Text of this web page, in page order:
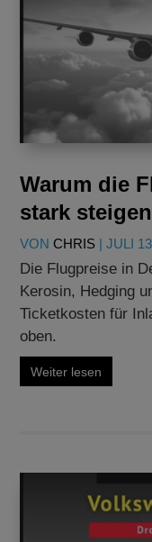
Warum die
stark steigen
VONCHRIS |JULI
Die Flugpreise in
Kerosin, Hedging
Ticketkosten für
oben.
Weiter lesen